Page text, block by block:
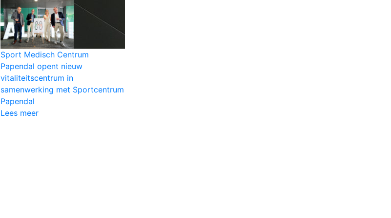
Sport Medisch Centrum
Papendal opent nieuw
vitaliteitscentrum in
samenwerking met Sportcentrum
Papendal
Lees meer